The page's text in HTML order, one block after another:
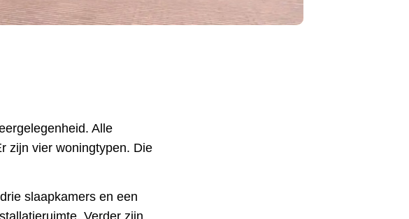
Alle
zijn vier woningtypen. Die
slaapkamers en een